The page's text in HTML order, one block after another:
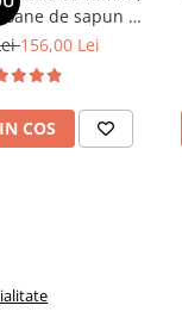
de sapun -
roz156,00 Lei
COS